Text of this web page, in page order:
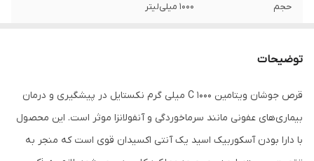
حجم 1000 میلی‌لیتر
صادرکننده مجوز سازمان غذا و دارو
توضیحات
قرص جوشان ویتامین C 1000 میلی گرم نکستایل در پیشگیری و درمان
بیماری‌های عفونی مانند سرماخوردگی و آنفولانزا موثر است. این محصول
با دارا بودن آسکوربیک اسید یک آنتی اکسیدان قوی است که منجر به